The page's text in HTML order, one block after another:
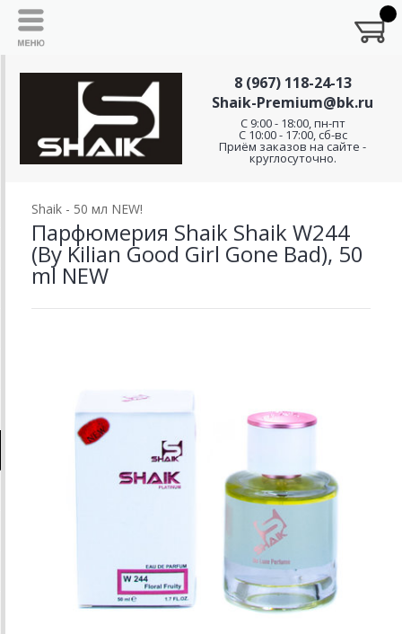
8 (967) 118-24-13
Shaik-Premium@bk.ru
C 9:00 - 18:00, пн-пт
С 10:00 - 17:00, сб-вс
Приём заказов на сайте -
круглосуточно.
Shaik - 50 мл NEW!
Парфюмерия Shaik Shaik W244
(By Kilian Good Girl Gone Bad), 50
ml NEW